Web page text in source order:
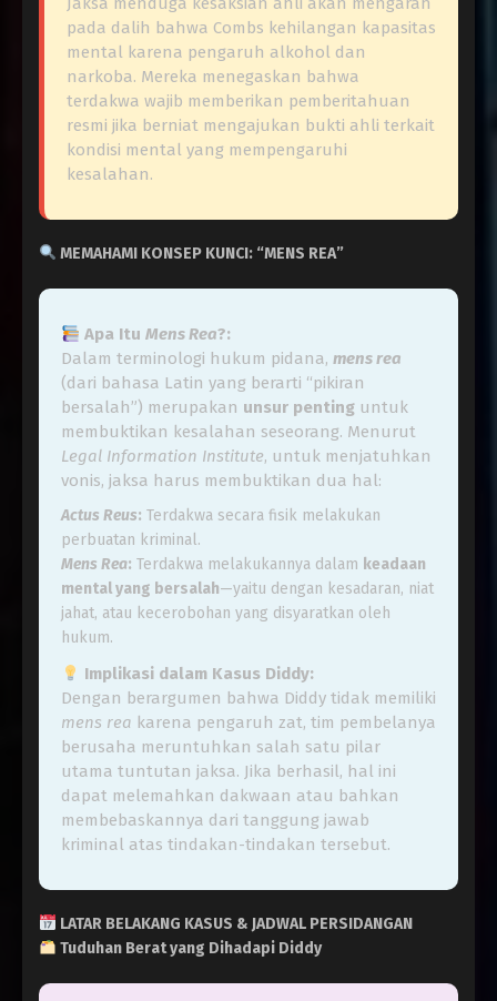
pada dalih bahwa Combs kehilangan kapasitas
mental karena pengaruh alkohol dan
narkoba. Mereka menegaskan bahwa
terdakwa wajib memberikan pemberitahuan
resmi jika berniat mengajukan bukti ahli terkait
kondisi mental yang mempengaruhi
kesalahan.
MEMAHAMI KONSEP KUNCI: “MENS REA”
Apa ItuMens Rea?:
Dalam terminologi hukum pidana, mens rea
(dari bahasa Latin yang berarti “pikiran
bersalah”) merupakan unsur penting untuk
membuktikan kesalahan seseorang. Menurut
Legal Information Institute, untuk menjatuhkan
vonis, jaksa harus membuktikan dua hal:
Actus Reus: Terdakwa secara fisik melakukan
perbuatan kriminal.
Mens Rea: Terdakwa melakukannya dalam keadaan
mental yang bersalah—yaitu dengan kesadaran, niat
jahat, atau kecerobohan yang disyaratkan oleh
hukum.
Implikasi dalam Kasus Diddy:
Dengan berargumen bahwa Diddy tidak memiliki
mens rea karena pengaruh zat, tim pembelanya
berusaha meruntuhkan salah satu pilar
utama tuntutan jaksa. Jika berhasil, hal ini
dapat melemahkan dakwaan atau bahkan
membebaskannya dari tanggung jawab
kriminal atas tindakan-tindakan tersebut.
LATAR BELAKANG KASUS & JADWAL PERSIDANGAN
Tuduhan Berat yang Dihadapi Diddy